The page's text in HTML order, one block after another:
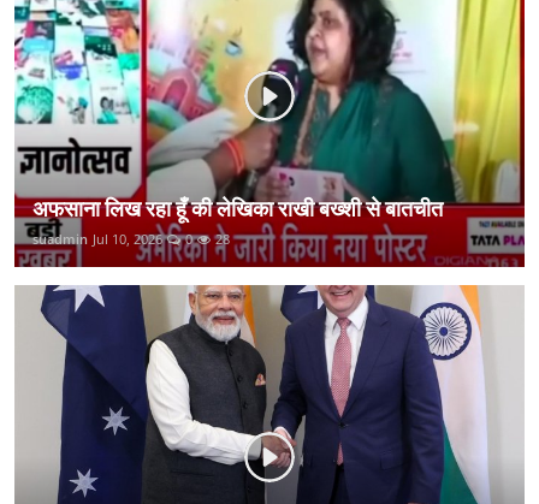
कानून
राजनीति
वीडियो
अफसाना लिख रहा हूँ की लेखिका राखी बख्शी से बातचीत
suadmin Jul 10, 2026 0 28